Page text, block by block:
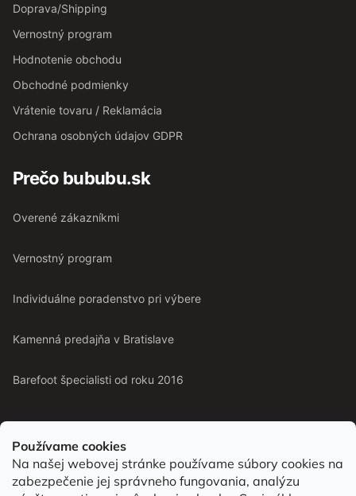
Používame cookies
Na našej webovej stránke používame súbory cookies na
zabezpečenie jej správneho fungovania, analýzu
Doprava/Shipping
Vernostný program
Hodnotenie obchodu
Obchodné podmienky
Vrátenie tovaru / Reklamácia
Ochrana osobných údajov GDPR
Prečo bububu.sk
Overené zákazníkmi
Vernostný program
Individuálne poradenstvo pri výbere
Kamenná predajňa v Bratislave
Barefoot špecialisti od roku 2016
Od roku 2016 pomáhame vyberať barefoot topánky podľa
chodidla. Nájdete nás aj v predajni v Bratislave.